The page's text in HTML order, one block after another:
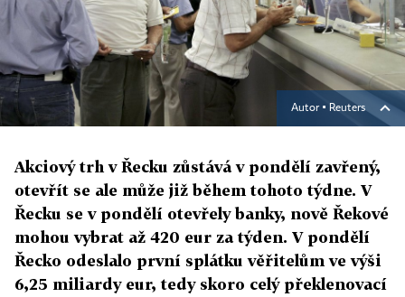
Autor ▪ Reuters
Akciový trh v Řecku zůstává v pondělí zavřený,
otevřít se ale může již během tohoto týdne. V
Řecku se v pondělí otevřely banky, nově Řekové
mohou vybrat až 420 eur za týden. V pondělí
Řecko odeslalo první splátku věřitelům ve výši
6,25 miliardy eur, tedy skoro celý překlenovací